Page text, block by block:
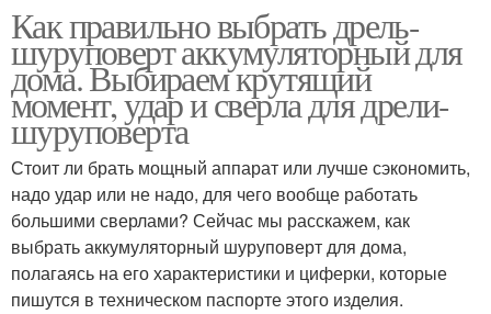
Как правильно выбрать дрель-
шуруповерт аккумуляторный для
дома. Выбираем крутящий
момент, удар и сверла для дрели-
шуруповерта
Стоит ли брать мощный аппарат или лучше сэкономить,
надо удар или не надо, для чего вообще работать
большими сверлами? Сейчас мы расскажем, как
выбрать аккумуляторный шуруповерт для дома,
полагаясь на его характеристики и циферки, которые
пишутся в техническом паспорте этого изделия.